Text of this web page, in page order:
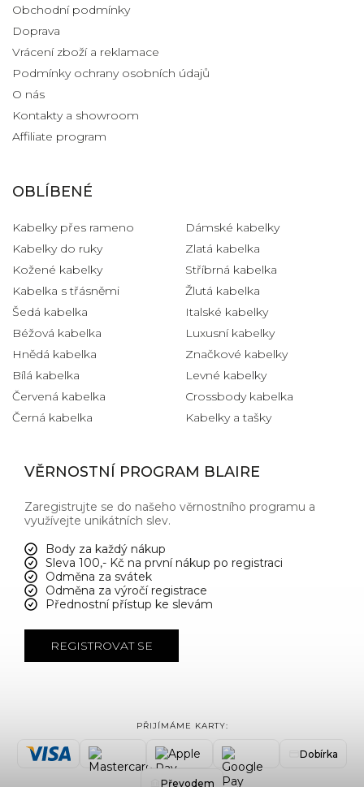
Obchodní podmínky
Doprava
Vrácení zboží a reklamace
Podmínky ochrany osobních údajů
O nás
Kontakty a showroom
Affiliate program
OBLÍBENÉ
Kabelky přes rameno
Kabelky do ruky
Kožené kabelky
Kabelka s třásněmi
Šedá kabelka
Béžová kabelka
Hnědá kabelka
Bílá kabelka
Červená kabelka
Černá kabelka
Dámské kabelky
Zlatá kabelka
Stříbrná kabelka
Žlutá kabelka
Italské kabelky
Luxusní kabelky
Značkové kabelky
Levné kabelky
Crossbody kabelka
Kabelky a tašky
VĚRNOSTNÍ PROGRAM BLAIRE
Zaregistrujte se do našeho věrnostního programu a
využívejte unikátních slev.
Body za každý nákup
Sleva 100,- Kč na první nákup po registraci
Odměna za svátek
Odměna za výročí registrace
Přednostní přístup ke slevám
REGISTROVAT SE
PŘIJÍMÁME KARTY:
Dobírka
Převodem